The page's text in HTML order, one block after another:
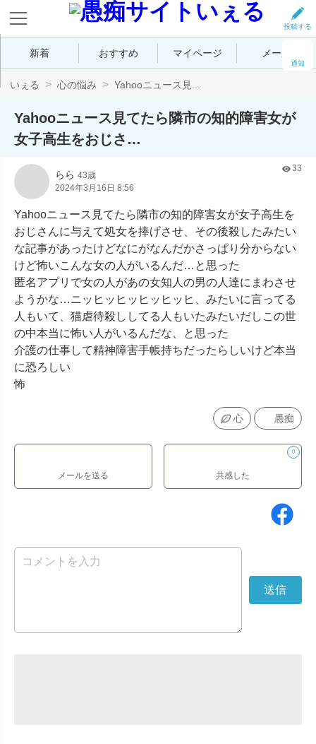
投稿する
通知
新着 おすすめ マイページ メール
いぇる 心の悩み Yahooニュース見...
Yahooニュース見てたら隣市の知的障害女が
女子高生をおじさ…
らら 43歳
2024年3月16日 8:56
33
Yahooニュース見てたら隣市の知的障害女が女子高生を
おじさんに与えて処女を捧げさせ、その後殺したみたい
な記事があったけどなにがなんだかさっぱり分からない
けど怖いこんな女の人がいるんだ…と思った
匿名アプリで女の人があの女知人の男の人達にまわさせ
ようかな…ニッヒッヒッヒッヒッヒ、みたいに言ってる
人もいて、猫虐待殺ししてる人もいたみたいだしこの世
の中本当に怖い人がいるんだな、と思った
介護の仕事して精神障害手帳持ちだったらしいけど本当
に恐ろしい
怖
心 愚痴
メールを送る
0
共感した